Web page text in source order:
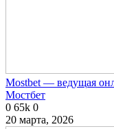
Mostbet — ведущая
Мостбет
0 65k 0
20 марта, 2026